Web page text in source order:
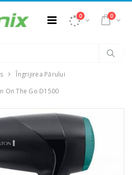
0 0
Îngrijirea Părului
On The Go D1500